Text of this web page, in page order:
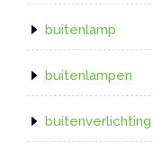
buitenlamp
buitenlampen
buitenverlichting